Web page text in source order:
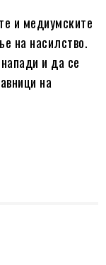
и медиумските
на насилство.
и да се
на